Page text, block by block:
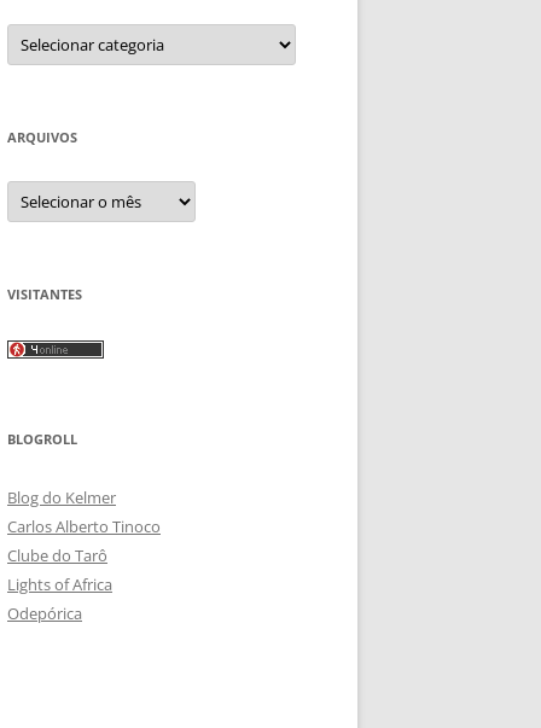
Categorias
ARQUIVOS
Arquivos
VISITANTES
BLOGROLL
Blog do Kelmer
Carlos Alberto Tinoco
Clube do Tarô
Lights of Africa
Odepórica